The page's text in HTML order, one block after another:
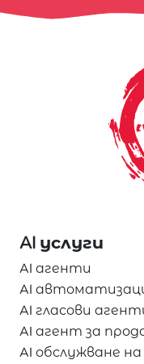
AI услуги
AI агенти
AI
AI гласови
AI агент за
AI обслужване